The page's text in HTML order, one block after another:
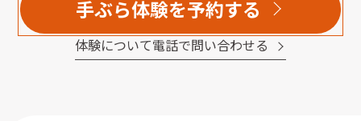
手ぶら体験を予約する
体験について電話で問い合わせる